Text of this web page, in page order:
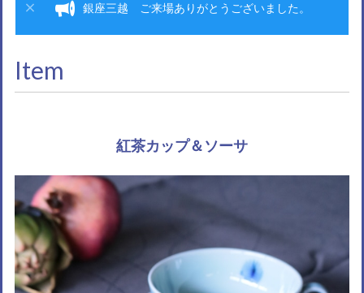
銀座三越 ご来場ありがとうございました。
Item
紅茶カップ＆ソーサ